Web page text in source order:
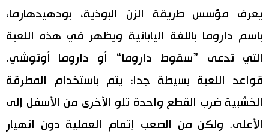
يعرف مؤسس طريقة الزن البوذية، بودهيدهارما،
باسم داروما باللغة اليابانية ويظهر في هذه اللعبة
التي تدعى ”سقوط داروما“ أو داروما أوتوشي.
قواعد اللعبة بسيطة جدا: يتم باستخدام المطرقة
الخشبية ضرب القطع واحدة تلو الأخرى من الأسفل إلى
الأعلى. ولكن من الصعب إتمام العملية دون انهيار